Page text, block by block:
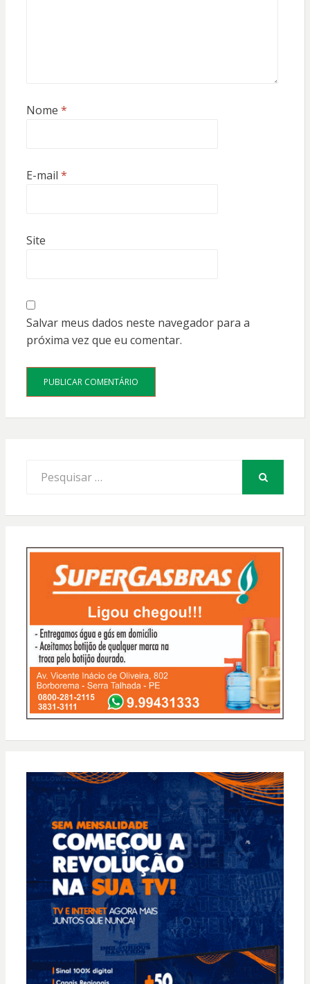
Nome *
E-mail *
Site
Salvar meus dados neste navegador para a
próxima vez que eu comentar.
por: